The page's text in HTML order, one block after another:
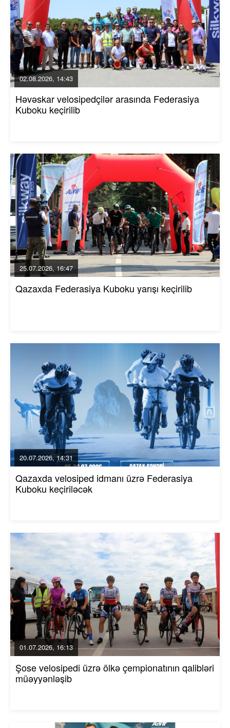
02.08.2026, 14:43
Həvəskar velosipedçilər arasında Federasiya
Kuboku keçirilib
25.07.2026, 16:47
Qazaxda Federasiya Kuboku yarışı keçirilib
20.07.2026, 14:31
Qazaxda velosiped idmanı üzrə Federasiya
Kuboku keçiriləcək
01.07.2026, 16:13
Şose velosipedi üzrə ölkə çempionatının qalibləri
müəyyənləşib